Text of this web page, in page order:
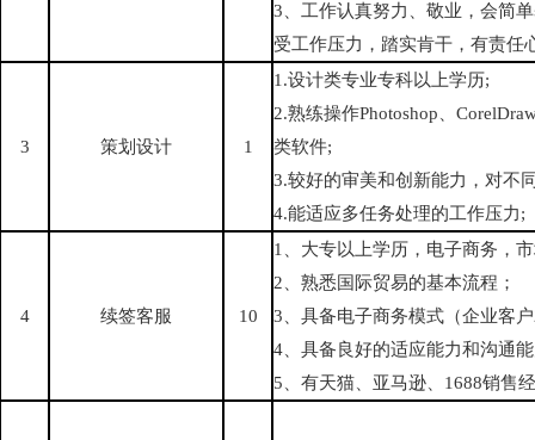
3、工作认真努力、敬业，会简
受工作压力，踏实肯干，有责任
3 策划设计 1
1.设计类专业专科以上学历;
2.熟练操作Photoshop、
类软件;
3.较好的审美和创新能力，对不
4.能适应多任务处理的工作压力;
4 续签客服 10
1、大专以上学历，电子商务，
2、熟悉国际贸易的基本流程；
3、具备电子商务模式（企业客
4、具备良好的适应能力和沟通
5、有天猫、亚马逊、1688销售